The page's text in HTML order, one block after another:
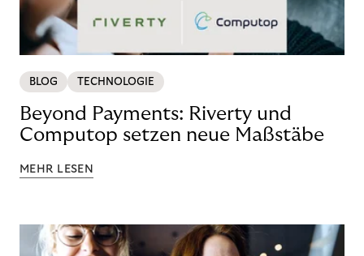
BLOG TECHNOLOGIE
Beyond Payments: Riverty und
Computop setzen neue Maßstäbe
MEHR LESEN